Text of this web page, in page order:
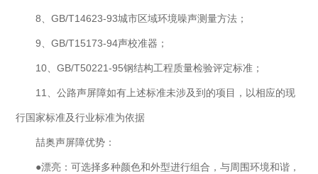
8、GB/T14623-93城市区域环境噪声测量方法；
9、GB/T15173-94声校准器；
10、GB/T50221-95钢结构工程质量检验评定标准；
11、公路声屏障如有上述标准未涉及到的项目，以相应的现
行国家标准及行业标准为依据
喆奥声屏障优势：
●漂亮：可选择多种颜色和外型进行组合，与周围环境和谐，